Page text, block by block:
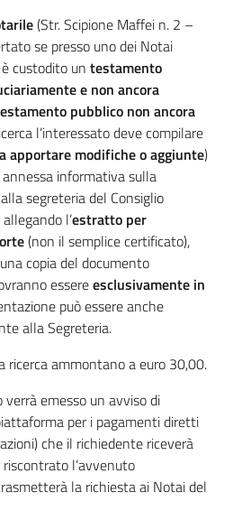
(Str. Scipione Maffei n. 2 –
se presso uno dei Notai
custodito un testamento
e non ancora
pubblico non ancora
l’interessato deve compilare
apportare modifiche o aggiunte)
informativa sulla
segreteria del Consiglio
allegando l’estratto per
(non il semplice certificato),
copia del documento
essereesclusivamente in
può essere anche
alla Segreteria.
ricerca ammontano a euro 30,00.
emesso un avviso di
per i pagamenti diretti
che il richiedente riceverà
l’avvenuto
la richiesta ai Notai del